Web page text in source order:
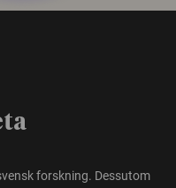
forskning. Dessutom